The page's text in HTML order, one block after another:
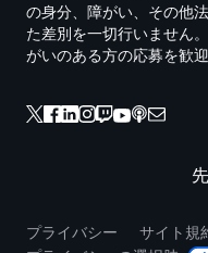
の身分、障がい、その他
た差別を一切行いません
がいのある方の応募を歓迎
プライバシー
サイト規